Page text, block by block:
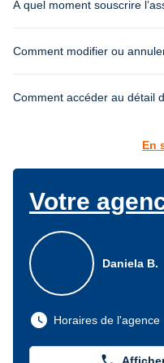
À quel moment souscrire
Comment modifier ou
Comment accéder au détail
En
Votre
Daniela B.
watch_later Horaires de l'agence